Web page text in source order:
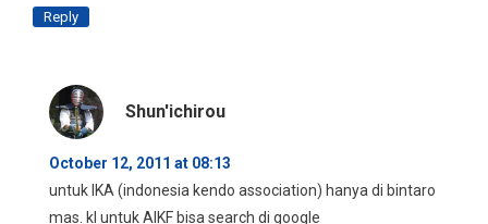
Reply
Shun'ichirou
October 12, 2011 at 08:13
untuk IKA (indonesia kendo association) hanya di bintaro
mas. kl untuk AIKF bisa search di google